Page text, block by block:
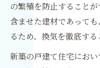
の繁殖を防止すること
含ませた建材であって
るため、換気を徹底する
新築の戸建て住宅にお